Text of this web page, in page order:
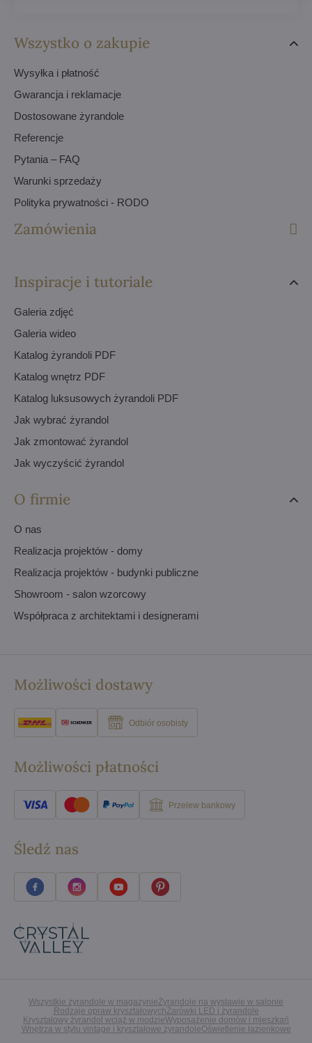
Wszystko o zakupie
Wysyłka i płatność
Gwarancja i reklamacje
Dostosowane żyrandole
Referencje
Pytania – FAQ
Warunki sprzedaży
Polityka prywatności - RODO
Zamówienia
Inspiracje i tutoriale
Galeria zdjęć
Galeria wideo
Katalog żyrandoli PDF
Katalog wnętrz PDF
Katalog luksusowych żyrandoli PDF
Jak wybrać żyrandol
Jak zmontować żyrandol
Jak wyczyścić żyrandol
O firmie
O nas
Realizacja projektów - domy
Realizacja projektów - budynki publiczne
Showroom - salon wzorcowy
Współpraca z architektami i designerami
Możliwości dostawy
Odbiór osobisty
Możliwości płatności
Przelew bankowy
Śledź nas
Wszystkie żyrandole w magazynieŻyrandole na wystawie w salonie
Rodzaje opraw kryształowychŻarówki LED i żyrandole
Kryształowy żyrandol wciąż w modzieWyposażenie domów i mieszkań
Wnętrza w stylu vintage i kryształowe żyrandoleOświetlenie łazienkowe